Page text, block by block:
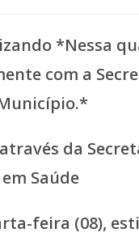
da
Saúde
feira (08),